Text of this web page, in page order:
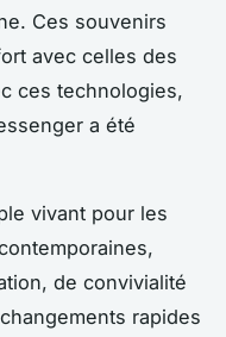
Ces souvenirs
avec celles des
ces technologies,
a été
vivant pour les
de convivialité
rapides